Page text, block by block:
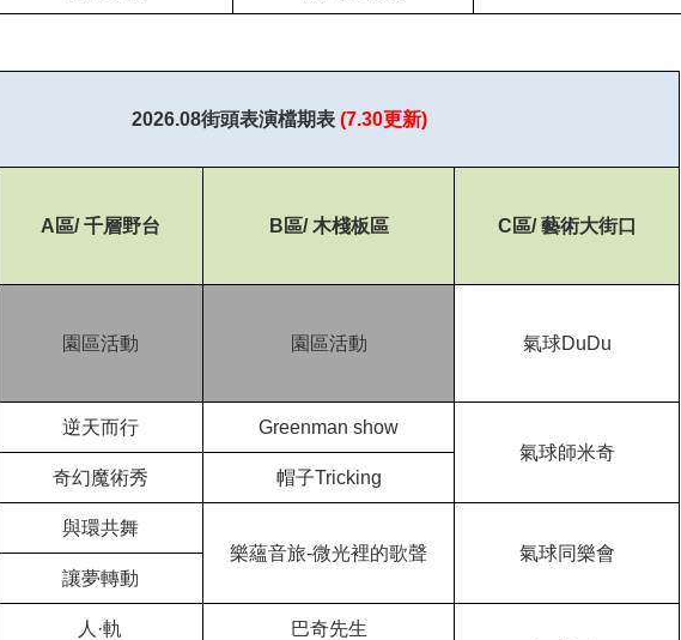
2026.08街頭表演檔期表(7.30更新)
A 區/ 千層野台 B 區/ 木棧板區 C 區/ 藝術大街口
園區活動 園區活動 氣球DuDu
逆天而行
Greenman show
氣球師米奇
奇幻魔術秀
帽子Tricking
與環共舞
樂蘊音旅-微光裡的歌聲
氣球同樂會
讓夢轉動
人·軌
巴奇先生